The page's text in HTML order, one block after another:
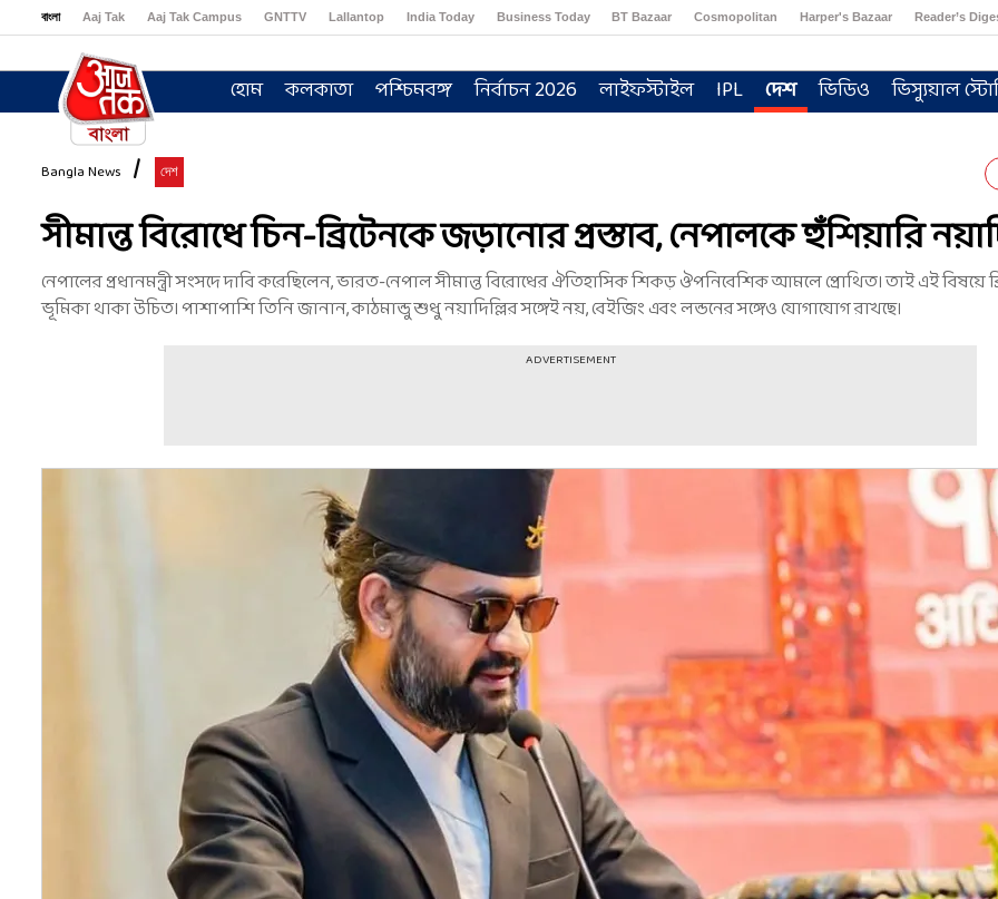
বাংলা Aaj Tak Aaj Tak Campus GNTTV Lallantop India Today Business Today BT Bazaar Cosmopolitan Harper's Bazaar Reader’s
হোম কলকাতা পশ্চিমবঙ্গ নির্বাচন 2026 লাইফস্টাইল IPL দেশ ভিডিও ভিস্যুয়াল
Bangla News দেশ
সীমান্ত বিরোধে চিন-ব্রিটেনকে জড়ানোর প্রস্তাব, নেপালকে হুঁশিয়ারি
নেপালের প্রধানমন্ত্রী সংসদে দাবি করেছিলেন, ভারত-নেপাল সীমান্ত বিরোধের ঐতিহাসিক শিকড় ঔপনিবেশিক আমলে প্রোথিত। তাই এই বিষয়ে
ভূমিকা থাকা উচিত। পাশাপাশি তিনি জানান, কাঠমান্ডু শুধু নয়াদিল্লির সঙ্গেই নয়, বেইজিং এবং লন্ডনের সঙ্গেও যোগাযোগ রাখছে।
ADVERTISEMENT